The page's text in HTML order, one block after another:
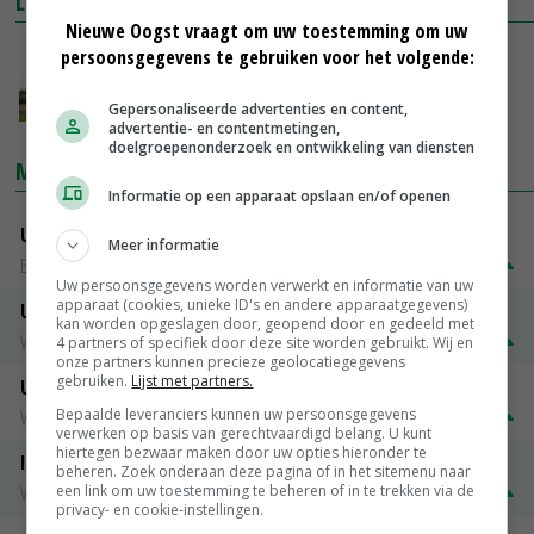
'Grote gevolgen door nieuwe RAV'
02-06-2018
MARKTPRIJZEN
Uitbetaalprijs DCA BestPigletPrice
Biggen weekprijzen
Uitbetaalprijs Compaxo
Vleesvarkens
€ 1,32 € 0,10
Uitbetaalprijs Van Rooi Meat
Vleesvarkens
€ 1,25
ISN prijs Frankrijk
Vleesvarkens
€ 1,78 € 0,06
Nieuwe Oogst vraagt om uw toestemming om uw
persoonsgegevens te gebruiken voor het volgende:
Gepersonaliseerde advertenties en content,
advertentie- en contentmetingen,
doelgroepenonderzoek en ontwikkeling van diensten
Informatie op een apparaat opslaan en/of openen
Meer informatie
Uw persoonsgegevens worden verwerkt en informatie van uw
apparaat (cookies, unieke ID's en andere apparaatgegevens)
kan worden opgeslagen door, geopend door en gedeeld met
4 partners of specifiek door deze site worden gebruikt. Wij en
onze partners kunnen precieze geolocatiegegevens
gebruiken. Lijst met partners.
Bepaalde leveranciers kunnen uw persoonsgegevens
verwerken op basis van gerechtvaardigd belang. U kunt
hiertegen bezwaar maken door uw opties hieronder te
beheren. Zoek onderaan deze pagina of in het sitemenu naar
een link om uw toestemming te beheren of in te trekken via de
privacy- en cookie-instellingen.